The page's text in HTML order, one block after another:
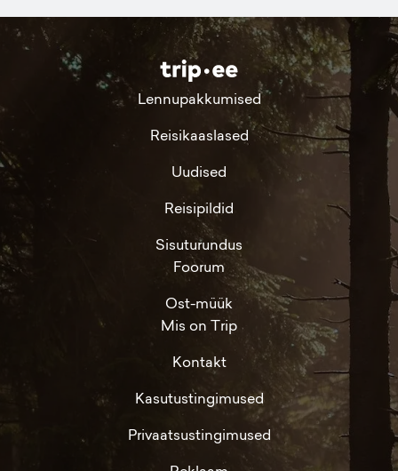
Lennupakkumised
Reisikaaslased
Uudised
Reisipildid
Sisuturundus
Foorum
Ost-müük
Mis on Trip
Kontakt
Kasutustingimused
Privaatsustingimused